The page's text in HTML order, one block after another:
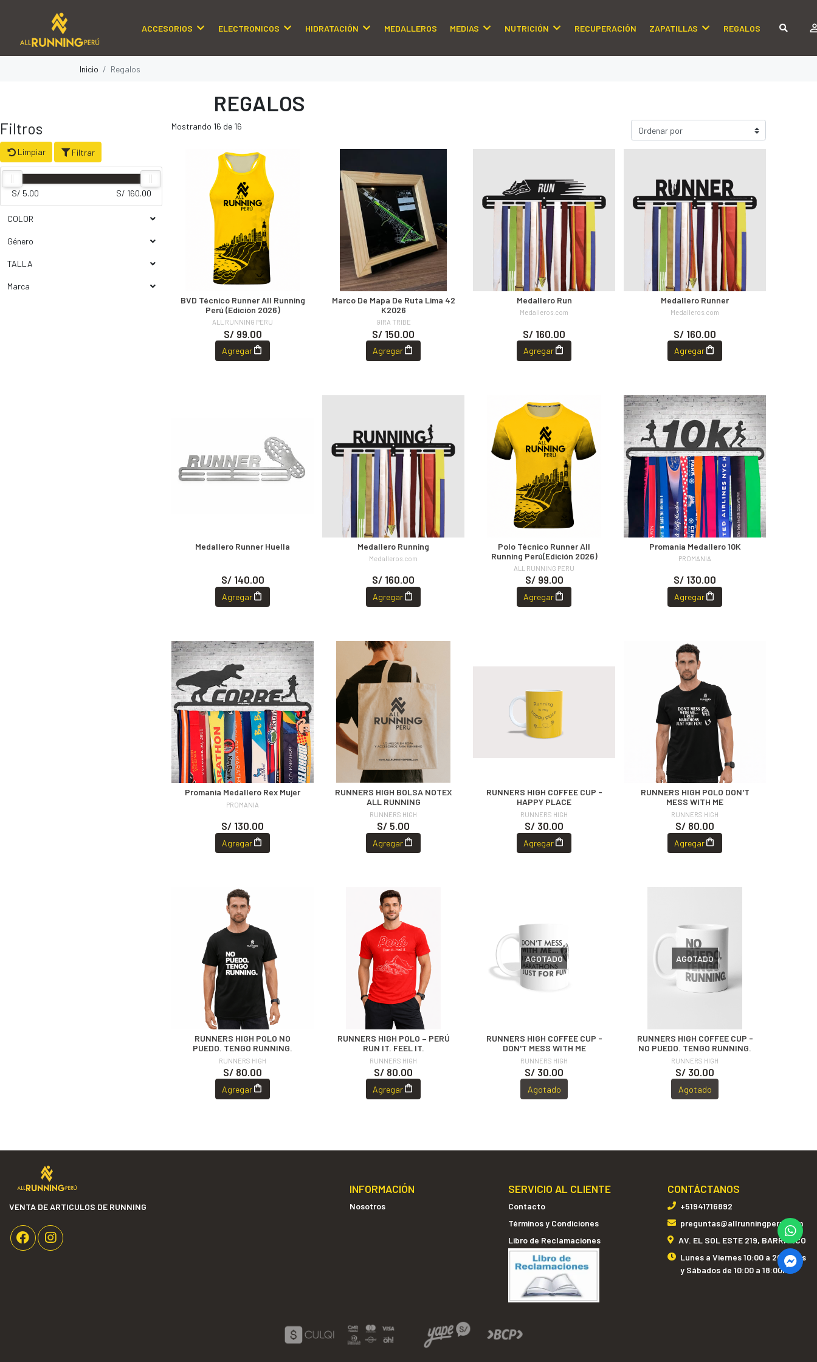
ACCESORIOS ELECTRONICOS HIDRATACIÓN MEDALLEROS MEDIAS NUTRICIÓN RECUPERACIÓN ZAPATILLAS REGALOS
Inicio Regalos
REGALOS
Filtros
Limpiar Filtrar
S/ 5.00 S/ 160.00
COLOR
Género
TALLA
Marca
Mostrando 16 de 16
BVD Técnico Runner All Running
Perú (Edición 2026)
ALL RUNNING PERU
S/ 99.00
Agregar
Marco De Mapa De Ruta Lima 42
K2026
GIRA TRIBE
S/ 150.00
Agregar
Medallero Run
Medalleros.com
S/ 160.00
Agregar
Medallero Runner
Medalleros.com
S/ 160.00
Agregar
Medallero Runner Huella
S/ 140.00
Agregar
Medallero Running
Medalleros.com
S/ 160.00
Agregar
Polo Técnico Runner All
Running Perú(Edición 2026)
ALL RUNNING PERU
S/ 99.00
Agregar
Promania Medallero 10K
PROMANIA
S/ 130.00
Agregar
Promania Medallero Rex Mujer
PROMANIA
S/ 130.00
Agregar
RUNNERS HIGH BOLSA NOTEX
ALL RUNNING
RUNNERS HIGH
S/ 5.00
Agregar
RUNNERS HIGH COFFEE CUP -
HAPPY PLACE
RUNNERS HIGH
S/ 30.00
Agregar
RUNNERS HIGH POLO DON'T
MESS WITH ME
RUNNERS HIGH
S/ 80.00
Agregar
RUNNERS HIGH POLO NO
PUEDO. TENGO RUNNING.
RUNNERS HIGH
S/ 80.00
Agregar
RUNNERS HIGH POLO – PERÚ
RUN IT. FEEL IT.
RUNNERS HIGH
S/ 80.00
Agregar
AGOTADO
RUNNERS HIGH COFFEE CUP -
DON'T MESS WITH ME
RUNNERS HIGH
S/ 30.00
Agotado
AGOTADO
RUNNERS HIGH COFFEE CUP -
NO PUEDO. TENGO RUNNING.
RUNNERS HIGH
S/ 30.00
Agotado
VENTA DE ARTICULOS DE RUNNING
INFORMACIÓN
Nosotros
SERVICIO AL CLIENTE
Contacto
Términos y Condiciones
Libro de Reclamaciones
CONTÁCTANOS
+51941716892
preguntas@allrunningperu.com
AV. EL SOL ESTE 219, BARRANCO
Lunes a Viernes 10:00 a 20:00hrs
y Sábados de 10:00 a 18:00hrs